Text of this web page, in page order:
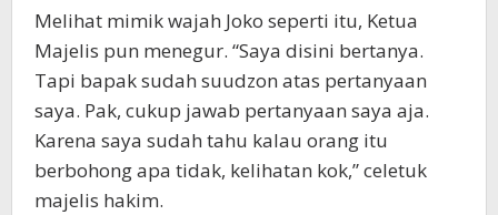
Melihat mimik wajah Joko seperti itu, Ketua
Majelis pun menegur. “Saya disini bertanya.
Tapi bapak sudah suudzon atas pertanyaan
saya. Pak, cukup jawab pertanyaan saya aja.
Karena saya sudah tahu kalau orang itu
berbohong apa tidak, kelihatan kok,” celetuk
majelis hakim.